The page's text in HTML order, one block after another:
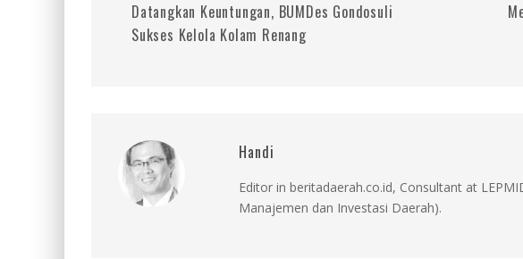
Datangkan Keuntungan, BUMDes Gondosuli
Sukses Kelola Kolam Renang
Handi
Editor in beritadaerah.co.id, Consultant at
Manajemen dan Investasi Daerah).